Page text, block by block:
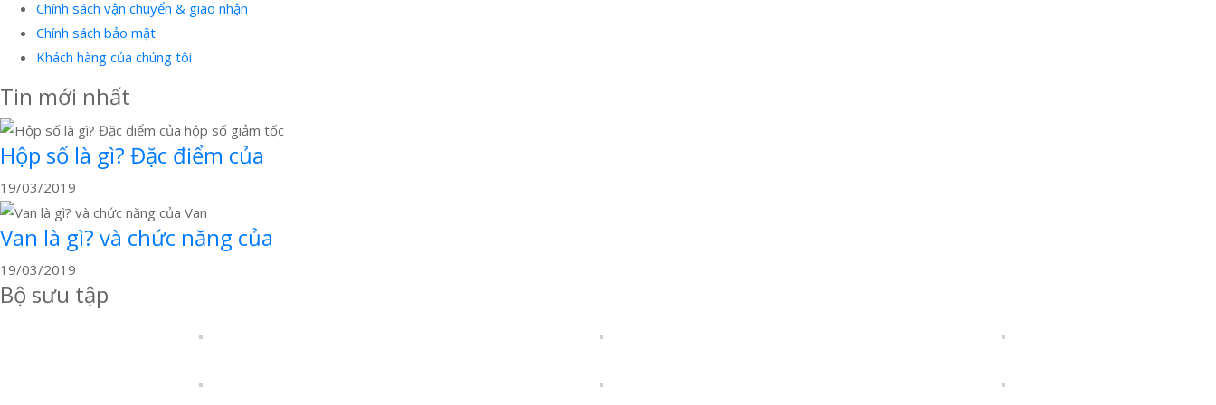
Chính sách vận chuyển & giao nhận
Chính sách bảo mật
Khách hàng của chúng tôi
Tin mới nhất
Hộp số là gì? Đặc điểm của
19/03/2019
Van là gì? và chức năng của
19/03/2019
Bộ sưu tập